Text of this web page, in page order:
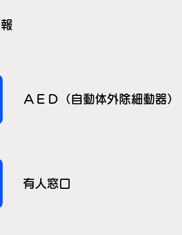
ＡＥＤ（自動体外除細動器）
有人窓口